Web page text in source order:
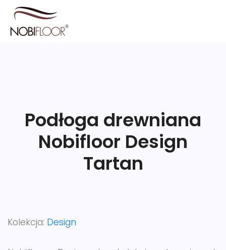
Podłoga drewniana
Nobifloor Design
Tartan
Kolekcja: Design